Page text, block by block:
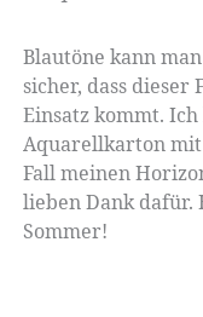
Blautöne kann
sicher, dass dieser
Einsatz kommt.
Aquarellkarton
Fall meinen
lieben Dank dafür.
Sommer!